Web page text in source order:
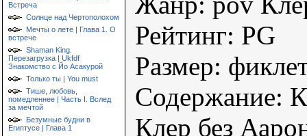
Встреча
Солнце над Чертополохом
Мечты о лете | Глава 1. О
встрече
Shaman King.
Перезагрузка | Ukfdf
Знакомство с Йо Асакурой
Только ты | You must
Тише, любовь,
помедленнее | Часть I. Вслед
за мечтой
Безумные будни в
Египтусе | Глава 1
Рейтинг: PG
Размер:
Содержание:
Клер без